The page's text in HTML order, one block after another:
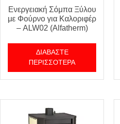
Ενεργειακή Σόμπα Ξύλου
με Φούρνο για Καλοριφέρ
– ALW02 (Alfatherm)
ΔΙΑΒΆΣΤΕ
ΠΕΡΙΣΣΌΤΕΡΑ